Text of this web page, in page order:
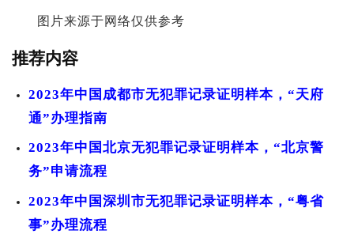
图片来源于网络仅供参考
推荐内容
2023年中国成都市无犯罪记录证明样本，“天府
通”办理指南
2023年中国北京无犯罪记录证明样本，“北京警
务”申请流程
2023年中国深圳市无犯罪记录证明样本，“粤省
事”办理流程